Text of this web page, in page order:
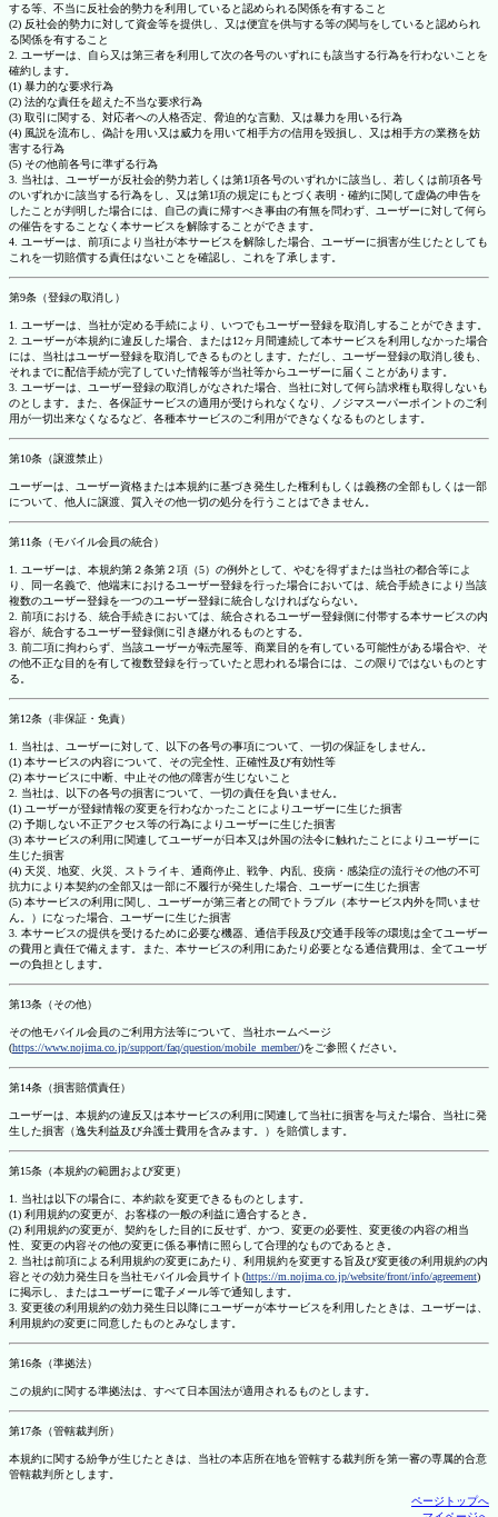
する等、不当に反社会的勢力を利用していると認められる関係を有すること
(2) 反社会的勢力に対して資金等を提供し、又は便宜を供与する等の関与をしていると認められ
る関係を有すること
2. ユーザーは、自ら又は第三者を利用して次の各号のいずれにも該当する行為を行わないことを
確約します。
(1) 暴力的な要求行為
(2) 法的な責任を超えた不当な要求行為
(3) 取引に関する、対応者への人格否定、脅迫的な言動、又は暴力を用いる行為
(4) 風説を流布し、偽計を用い又は威力を用いて相手方の信用を毀損し、又は相手方の業務を妨
害する行為
(5) その他前各号に準ずる行為
3. 当社は、ユーザーが反社会的勢力若しくは第1項各号のいずれかに該当し、若しくは前項各号
のいずれかに該当する行為をし、又は第1項の規定にもとづく表明・確約に関して虚偽の申告を
したことが判明した場合には、自己の責に帰すべき事由の有無を問わず、ユーザーに対して何ら
の催告をすることなく本サービスを解除することができます。
4. ユーザーは、前項により当社が本サービスを解除した場合、ユーザーに損害が生じたとしても
これを一切賠償する責任はないことを確認し、これを了承します。
第9条（登録の取消し）
1. ユーザーは、当社が定める手続により、いつでもユーザー登録を取消しすることができます。
2. ユーザーが本規約に違反した場合、または12ヶ月間連続して本サービスを利用しなかった場合
には、当社はユーザー登録を取消しできるものとします。ただし、ユーザー登録の取消し後も、
それまでに配信手続が完了していた情報等が当社等からユーザーに届くことがあります。
3. ユーザーは、ユーザー登録の取消しがなされた場合、当社に対して何ら請求権も取得しないも
のとします。また、各保証サービスの適用が受けられなくなり、ノジマスーパーポイントのご利
用が一切出来なくなるなど、各種本サービスのご利用ができなくなるものとします。
第10条（譲渡禁止）
ユーザーは、ユーザー資格または本規約に基づき発生した権利もしくは義務の全部もしくは一部
について、他人に譲渡、質入その他一切の処分を行うことはできません。
第11条（モバイル会員の統合）
1. ユーザーは、本規約第２条第２項（5）の例外として、やむを得ずまたは当社の都合等によ
り、同一名義で、他端末におけるユーザー登録を行った場合においては、統合手続きにより当該
複数のユーザー登録を一つのユーザー登録に統合しなければならない。
2. 前項における、統合手続きにおいては、統合されるユーザー登録側に付帯する本サービスの内
容が、統合するユーザー登録側に引き継がれるものとする。
3. 前二項に拘わらず、当該ユーザーが転売屋等、商業目的を有している可能性がある場合や、そ
の他不正な目的を有して複数登録を行っていたと思われる場合には、この限りではないものとす
る。
第12条（非保証・免責）
1. 当社は、ユーザーに対して、以下の各号の事項について、一切の保証をしません。
(1) 本サービスの内容について、その完全性、正確性及び有効性等
(2) 本サービスに中断、中止その他の障害が生じないこと
2. 当社は、以下の各号の損害について、一切の責任を負いません。
(1) ユーザーが登録情報の変更を行わなかったことによりユーザーに生じた損害
(2) 予期しない不正アクセス等の行為によりユーザーに生じた損害
(3) 本サービスの利用に関連してユーザーが日本又は外国の法令に触れたことによりユーザーに
生じた損害
(4) 天災、地変、火災、ストライキ、通商停止、戦争、内乱、疫病・感染症の流行その他の不可
抗力により本契約の全部又は一部に不履行が発生した場合、ユーザーに生じた損害
(5) 本サービスの利用に関し、ユーザーが第三者との間でトラブル（本サービス内外を問いませ
ん。）になった場合、ユーザーに生じた損害
3. 本サービスの提供を受けるために必要な機器、通信手段及び交通手段等の環境は全てユーザー
の費用と責任で備えます。また、本サービスの利用にあたり必要となる通信費用は、全てユーザ
ーの負担とします。
第13条（その他）
その他モバイル会員のご利用方法等について、当社ホームページ
(https://www.nojima.co.jp/support/faq/question/mobile_member/)をご参照ください。
第14条（損害賠償責任）
ユーザーは、本規約の違反又は本サービスの利用に関連して当社に損害を与えた場合、当社に発
生した損害（逸失利益及び弁護士費用を含みます。）を賠償します。
第15条（本規約の範囲および変更）
1. 当社は以下の場合に、本約款を変更できるものとします。
(1) 利用規約の変更が、お客様の一般の利益に適合するとき。
(2) 利用規約の変更が、契約をした目的に反せず、かつ、変更の必要性、変更後の内容の相当
性、変更の内容その他の変更に係る事情に照らして合理的なものであるとき。
2. 当社は前項による利用規約の変更にあたり、利用規約を変更する旨及び変更後の利用規約の内
容とその効力発生日を当社モバイル会員サイト(https://m.nojima.co.jp/website/front/info/agreement)
に掲示し、またはユーザーに電子メール等で通知します。
3. 変更後の利用規約の効力発生日以降にユーザーが本サービスを利用したときは、ユーザーは、
利用規約の変更に同意したものとみなします。
第16条（準拠法）
この規約に関する準拠法は、すべて日本国法が適用されるものとします。
第17条（管轄裁判所）
本規約に関する紛争が生じたときは、当社の本店所在地を管轄する裁判所を第一審の専属的合意
管轄裁判所とします。
ページトップへ